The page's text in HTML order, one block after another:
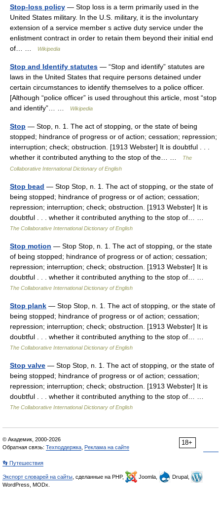
Stop-loss policy — Stop loss is a term primarily used in the
United States military. In the U.S. military, it is the involuntary
extension of a service member s active duty service under the
enlistment contract in order to retain them beyond their initial end
of… …
Wikipedia
Stop and Identify statutes — “Stop and identify” statutes are
laws in the United States that require persons detained under
certain circumstances to identify themselves to a police officer.
[Although “police officer” is used throughout this article, most “stop
and identify”… …
Wikipedia
Stop — Stop, n. 1. The act of stopping, or the state of being
stopped; hindrance of progress or of action; cessation; repression;
interruption; check; obstruction. [1913 Webster] It is doubtful . . .
whether it contributed anything to the stop of the… …
The
Collaborative International Dictionary of English
Stop bead — Stop Stop, n. 1. The act of stopping, or the state of
being stopped; hindrance of progress or of action; cessation;
repression; interruption; check; obstruction. [1913 Webster] It is
doubtful . . . whether it contributed anything to the stop of… …
The Collaborative International Dictionary of English
Stop motion — Stop Stop, n. 1. The act of stopping, or the state
of being stopped; hindrance of progress or of action; cessation;
repression; interruption; check; obstruction. [1913 Webster] It is
doubtful . . . whether it contributed anything to the stop of… …
The Collaborative International Dictionary of English
Stop plank — Stop Stop, n. 1. The act of stopping, or the state of
being stopped; hindrance of progress or of action; cessation;
repression; interruption; check; obstruction. [1913 Webster] It is
doubtful . . . whether it contributed anything to the stop of… …
The Collaborative International Dictionary of English
Stop valve — Stop Stop, n. 1. The act of stopping, or the state of
being stopped; hindrance of progress or of action; cessation;
repression; interruption; check; obstruction. [1913 Webster] It is
doubtful . . . whether it contributed anything to the stop of… …
The Collaborative International Dictionary of English
18+
© Академик, 2000-2026
Обратная связь: Техподдержка Реклама на сайте
👣 Путешествия
Экспорт словарей на сайты , сделанные на PHP, Joomla,
Drupal,
WordPress, MODx.